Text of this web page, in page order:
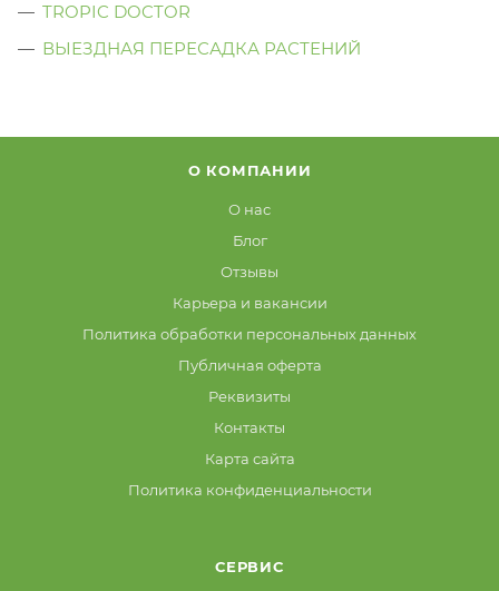
TROPIC DOCTOR
ВЫЕЗДНАЯ ПЕРЕСАДКА РАСТЕНИЙ
О КОМПАНИИ
О нас
Блог
Отзывы
Карьера и вакансии
Политика обработки персональных данных
Публичная оферта
Реквизиты
Контакты
Карта сайта
Политика конфиденциальности
СЕРВИС